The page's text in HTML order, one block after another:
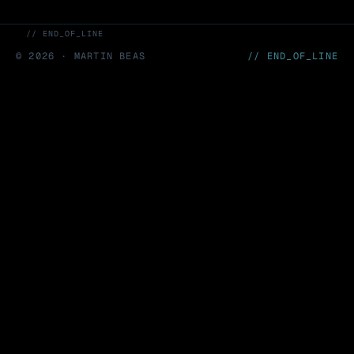
// END_OF_LINE
©2026 · MARTIN BEAS // END_OF_LINE